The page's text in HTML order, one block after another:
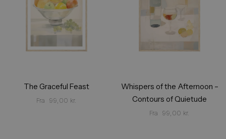
The Graceful Feast
Fra 99,00 kr.
Whispers of the Afternoon –
Contours of Quietude
Fra 99,00 kr.